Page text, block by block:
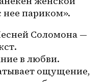
нее париком».
Соломона —
в любви.
ощущение,